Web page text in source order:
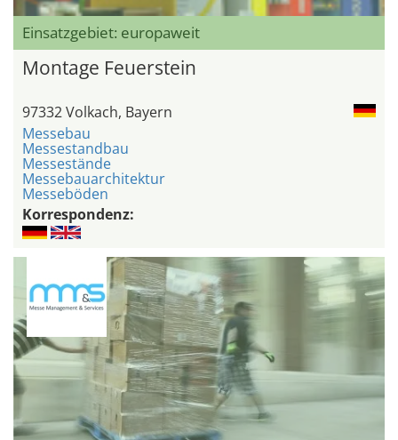
Einsatzgebiet: europaweit
Montage Feuerstein
97332 Volkach, Bayern
Messebau
Messestandbau
Messestände
Messebauarchitektur
Messeböden
Korrespondenz: